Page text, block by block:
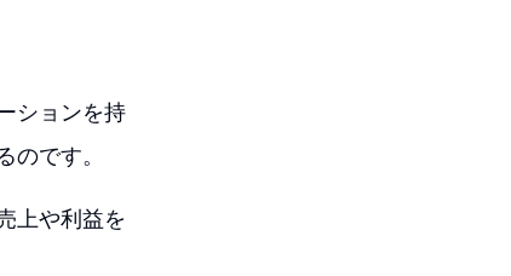
ションを持
です。
上や利益を